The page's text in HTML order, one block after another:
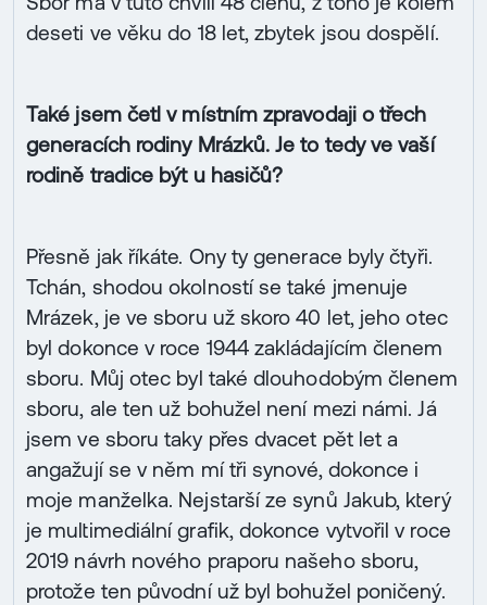
deseti ve věku do 18 let, zbytek jsou dospělí.
Také jsem četl v místním zpravodaji o třech
generacích rodiny Mrázků. Je to tedy ve vaší
rodině tradice být u hasičů?
Přesně jak říkáte. Ony ty generace byly čtyři.
Tchán, shodou okolností se také jmenuje
Mrázek, je ve sboru už skoro 40 let, jeho otec
byl dokonce v roce 1944 zakládajícím členem
sboru. Můj otec byl také dlouhodobým členem
sboru, ale ten už bohužel není mezi námi. Já
jsem ve sboru taky přes dvacet pět let a
angažují se v něm mí tři synové, dokonce i
moje manželka. Nejstarší ze synů Jakub, který
je multimediální grafik, dokonce vytvořil v roce
2019 návrh nového praporu našeho sboru,
protože ten původní už byl bohužel poničený.